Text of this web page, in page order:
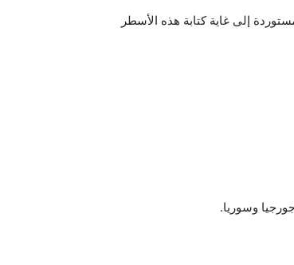
إلى غاية كتابة هذه الأسطر
وسوريا.